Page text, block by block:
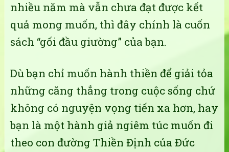
nhiều năm mà vẫn chưa đạt được kết
quả mong muốn, thì đây chính là cuốn
sách “gối đầu giường” của bạn.
Dù bạn chỉ muốn hành thiền để giải tỏa
những căng thẳng trong cuộc sống chứ
không có nguyện vọng tiến xa hơn, hay
bạn là một hành giả ngiêm túc muốn đi
theo con đường Thiền Định của Đức